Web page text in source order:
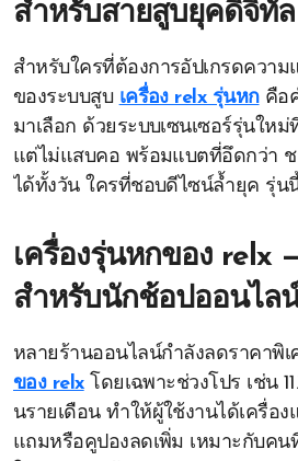
สำหรับสายสูบยุคดิจิทัล
สำหรับใครที่ต้องการอัปเกรดควา
ของระบบสูบ เครื่อง relx รุ่นหกคือ
มาเลือก ด้วยระบบเซนเซอร์รุ่นให
แต่ไม่แสบคอ พร้อมแบตที่อึดกว่า ช
ได้ทั้งวัน ใครที่ชอบดีไซน์ล้ำยุค รุ่น
เครื่องรุ่นหกของ relx
สำหรับนักช้อปออนไล
หลายร้านออนไลน์กำลังลดราคาพิ
ของ relxโดยเฉพาะช่วงโปร เช่น
นรายเดือน ทำให้ผู้ใช้งานได้เครื่อ
แถมหรือคูปองลดเพิ่ม เหมาะกับคน